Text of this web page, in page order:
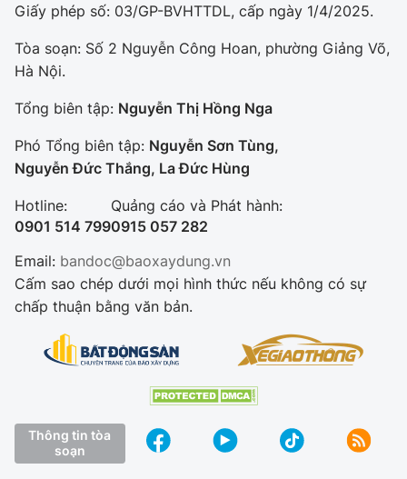
Giấy phép số: 03/GP-BVHTTDL, cấp ngày 1/4/2025.
Tòa soạn: Số 2 Nguyễn Công Hoan, phường Giảng Võ,
Hà Nội.
Tổng biên tập: Nguyễn Thị Hồng Nga
Phó Tổng biên tập: Nguyễn Sơn Tùng,
Nguyễn Đức Thắng, La Đức Hùng
Hotline:
0901 514 799
Quảng cáo và Phát hành:
0915 057 282
Email: bandoc@baoxaydung.vn
Cấm sao chép dưới mọi hình thức nếu không có sự
chấp thuận bằng văn bản.
Thông tin tòa
soạn